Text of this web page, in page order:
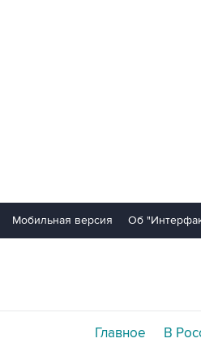
Мобильная версия Об
Главное В